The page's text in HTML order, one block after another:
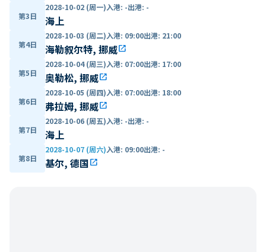
第3日
2028-10-02 (周一)入港: -出港: -
海上
第4日
2028-10-03 (周二)入港: 09:00出港: 21:00
海勒叙尔特, 挪威open_in_new
第5日
2028-10-04 (周三)入港: 07:00出港: 17:00
奥勒松, 挪威open_in_new
第6日
2028-10-05 (周四)入港: 07:00出港: 18:00
弗拉姆, 挪威open_in_new
第7日
2028-10-06 (周五)入港: -出港: -
海上
第8日
2028-10-07 (周六)入港: 09:00出港: -
基尔, 德国open_in_new